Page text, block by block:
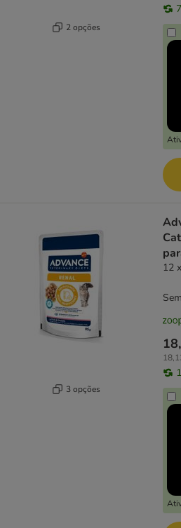
2 opções
3 opções
12